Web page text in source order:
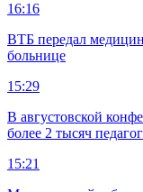
16:16
ВТБ передал
больнице
15:29
В августовской
более 2 тысяч
15:21